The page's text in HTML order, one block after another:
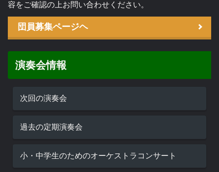
容をご確認の上お問い合わせください。
団員募集ページヘ
演奏会情報
次回の演奏会
過去の定期演奏会
小・中学生のためのオーケストラコンサート